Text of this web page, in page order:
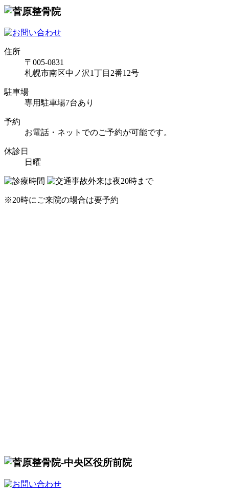
住所
〒005-0831
札幌市南区中ノ沢1丁目2番12号
駐車場
専用駐車場7台あり
予約
お電話・ネットでのご予約が可能です。
休診日
日曜
※20時にご来院の場合は要予約